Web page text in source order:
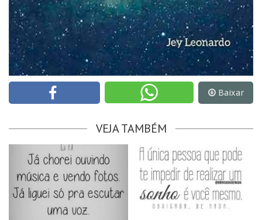
Baixar
VEJA TAMBÉM